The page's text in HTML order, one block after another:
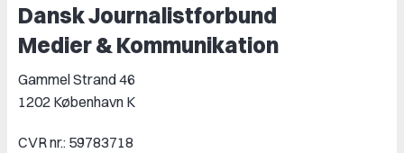
Dansk Journalistforbund
Medier & Kommunikation
Gammel Strand 46
1202 København K
CVR nr.: 59783718